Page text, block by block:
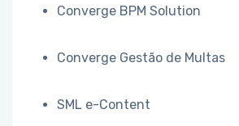
Converge BPM Solution
Converge Gestão de Multas
SML e-Content